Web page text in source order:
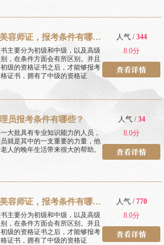
容师证，报考条件有哪
主要分为初级和中级，以及高级
，在条件方面会有所区别。并且
级的资格证书之后，才能够报考
证书，拥有了中级的资格证
人气 /344
8.0分
员报考条件有哪些？
大批具有专业知识能力的人员，
就是其中的一支重要的力量，他
人的晚年生活带来很大的帮助。
人气 /34
8.0分
容师证，报考条件有哪
主要分为初级和中级，以及高级
，在条件方面会有所区别。并且
级的资格证书之后，才能够报考
证书，拥有了中级的资格证
人气 /770
8.0分